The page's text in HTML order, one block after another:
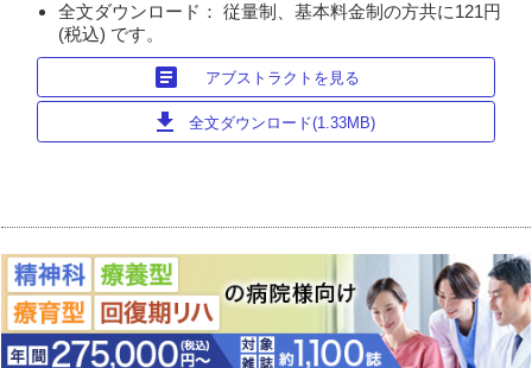
全文ダウンロード： 従量制、基本料金制の方共に121円
(税込) です。
article アブストラクトを見る
download 全文ダウンロード(1.33MB)